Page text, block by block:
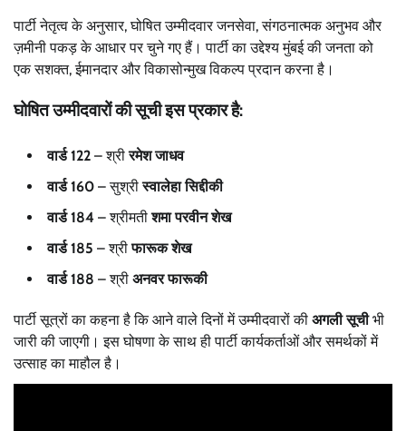
पार्टी नेतृत्व के अनुसार, घोषित उम्मीदवार जनसेवा, संगठनात्मक अनुभव और
ज़मीनी पकड़ के आधार पर चुने गए हैं। पार्टी का उद्देश्य मुंबई की जनता को
एक सशक्त, ईमानदार और विकासोन्मुख विकल्प प्रदान करना है।
घोषित उम्मीदवारों की सूची इस प्रकार है:
वार्ड 122 – श्रीरमेश जाधव
वार्ड 160 – सुश्रीस्वालेहा सिद्दीकी
वार्ड 184 – श्रीमतीशमा परवीन शेख
वार्ड 185 – श्रीफारूक शेख
वार्ड 188 – श्री अनवर फारूकी
पार्टी सूत्रों का कहना है कि आने वाले दिनों में उम्मीदवारों की अगली सूचीभी
जारी की जाएगी। इस घोषणा के साथ ही पार्टी कार्यकर्ताओं और समर्थकों में
उत्साह का माहौल है।